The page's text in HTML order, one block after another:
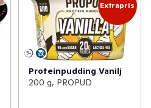
Extrapris
Proteinpudding Vanilj
200 g, PROPUD